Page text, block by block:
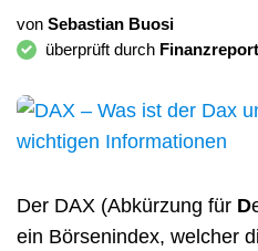
von Sebastian Buosi
überprüft durch Finanzreport
Der DAX (Abkürzung für D
ein Börsenindex, welcher